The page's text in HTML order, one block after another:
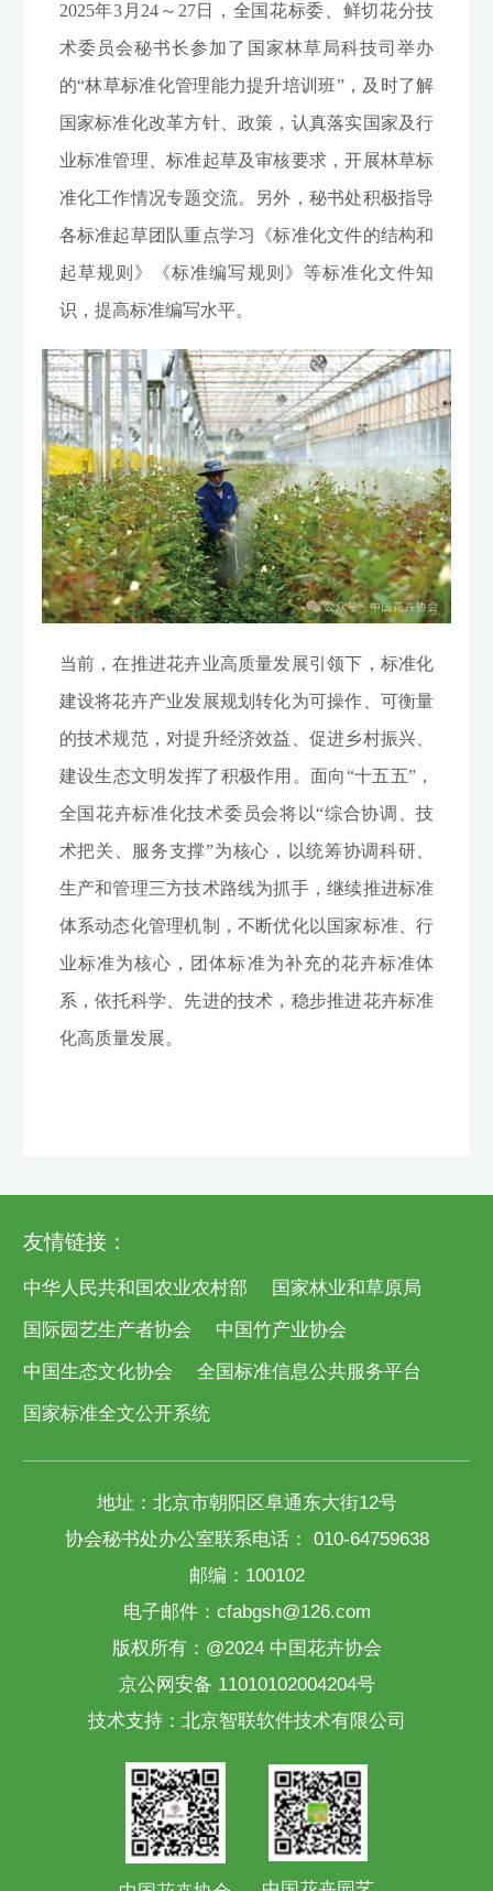
2025年3月24～27日，全国花标委、鲜切花分技
术委员会秘书长参加了国家林草局科技司举办
的“林草标准化管理能力提升培训班”，及时了解
国家标准化改革方针、政策，认真落实国家及行
业标准管理、标准起草及审核要求，开展林草标
准化工作情况专题交流。另外，秘书处积极指导
各标准起草团队重点学习《标准化文件的结构和
起草规则》《标准编写规则》等标准化文件知
识，提高标准编写水平。
当前，在推进花卉业高质量发展引领下，标准化
建设将花卉产业发展规划转化为可操作、可衡量
的技术规范，对提升经济效益、促进乡村振兴、
建设生态文明发挥了积极作用。面向“十五五”，
全国花卉标准化技术委员会将以“综合协调、技
术把关、服务支撑”为核心，以统筹协调科研、
生产和管理三方技术路线为抓手，继续推进标准
体系动态化管理机制，不断优化以国家标准、行
业标准为核心，团体标准为补充的花卉标准体
系，依托科学、先进的技术，稳步推进花卉标准
化高质量发展。
友情链接：
中华人民共和国农业农村部
国家林业和草原局
国际园艺生产者协会
中国竹产业协会
中国生态文化协会
全国标准信息公共服务平台
国家标准全文公开系统
地址：北京市朝阳区阜通东大街12号
协会秘书处办公室联系电话： 010-64759638
邮编：100102
电子邮件：cfabgsh@126.com
版权所有：@2024 中国花卉协会
京公网安备 11010102004204号
技术支持： 北京智联软件技术有限公司